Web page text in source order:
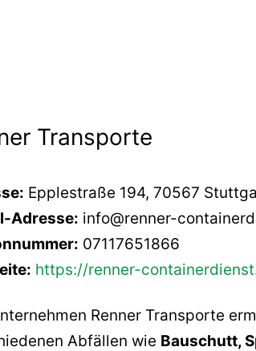
Transporte
Epplestraße 194, 70567
Adresse: info@renner-
07117651866
https://renner-
Renner Transporte
Abfällen wie Bauschutt,